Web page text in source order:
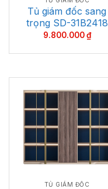
Tủ giám đốc sang
trọng SD-31B2418
9.800.000₫
TỦ GIÁM ĐỐC